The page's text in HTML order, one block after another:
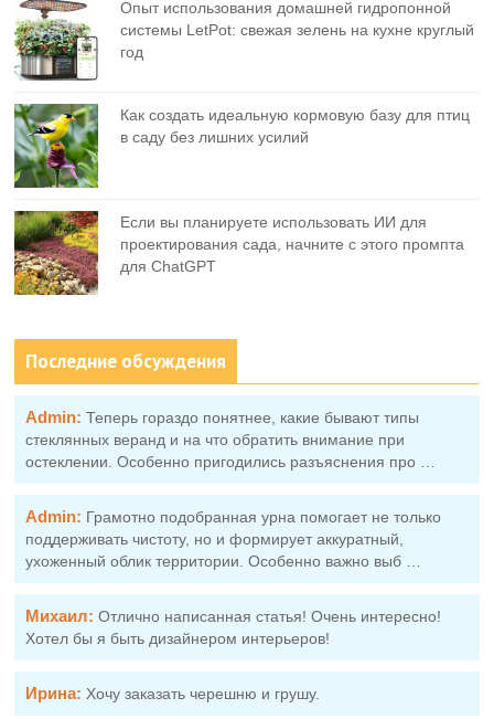
Опыт использования домашней гидропонной
системы LetPot: свежая зелень на кухне круглый
год
Как создать идеальную кормовую базу для птиц
в саду без лишних усилий
Если вы планируете использовать ИИ для
проектирования сада, начните с этого промпта
для ChatGPT
Последние обсуждения
Admin: Теперь гораздо понятнее, какие бывают типы
стеклянных веранд и на что обратить внимание при
остеклении. Особенно пригодились разъяснения про …
Admin: Грамотно подобранная урна помогает не только
поддерживать чистоту, но и формирует аккуратный,
ухоженный облик территории. Особенно важно выб …
Михаил: Отлично написанная статья! Очень интересно!
Хотел бы я быть дизайнером интерьеров!
Ирина: Хочу заказать черешню и грушу.